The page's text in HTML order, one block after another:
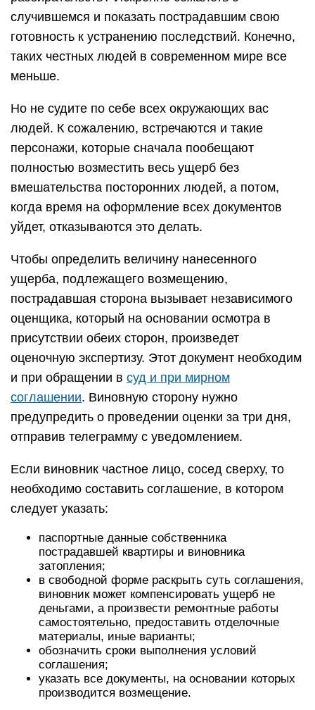
случившемся и показать пострадавшим свою
готовность к устранению последствий. Конечно,
таких честных людей в современном мире все
меньше.
Но не судите по себе всех окружающих вас
людей. К сожалению, встречаются и такие
персонажи, которые сначала пообещают
полностью возместить весь ущерб без
вмешательства посторонних людей, а потом,
когда время на оформление всех документов
уйдет, отказываются это делать.
Чтобы определить величину нанесенного
ущерба, подлежащего возмещению,
пострадавшая сторона вызывает независимого
оценщика, который на основании осмотра в
присутствии обеих сторон, произведет
оценочную экспертизу. Этот документ необходим
и при обращении в суд и при мирном
соглашении. Виновную сторону нужно
предупредить о проведении оценки за три дня,
отправив телеграмму с уведомлением.
Если виновник частное лицо, сосед сверху, то
необходимо составить соглашение, в котором
следует указать:
паспортные данные собственника
пострадавшей квартиры и виновника
затопления;
в свободной форме раскрыть суть соглашения,
виновник может компенсировать ущерб не
деньгами, а произвести ремонтные работы
самостоятельно, предоставить отделочные
материалы, иные варианты;
обозначить сроки выполнения условий
соглашения;
указать все документы, на основании которых
производится возмещение.